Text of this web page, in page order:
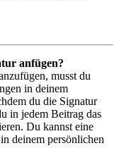
anfügen?
musst du
in deinem
du die Signatur
in jedem Beitrag das
Du kannst eine
deinem persönlichen